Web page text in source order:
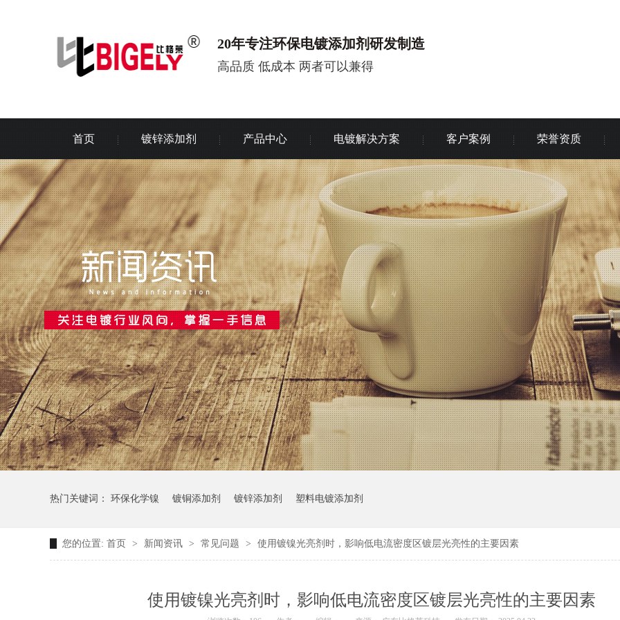
20年专注环保电镀添加剂研发制造
高品质 低成本 两者可以兼得
首页 镀锌添加剂 产品中心 电镀解决方案 客户案例 荣誉资质
热门关键词： 环保化学镍 镀铜添加剂 镀锌添加剂 塑料电镀添加剂
您的位置: 首页 > 新闻资讯 > 常见问题 > 使用镀镍光亮剂时，影响低电流密度区镀层光亮性的主要因素
使用镀镍光亮剂时，影响低电流密度区镀层光亮性的主要因素